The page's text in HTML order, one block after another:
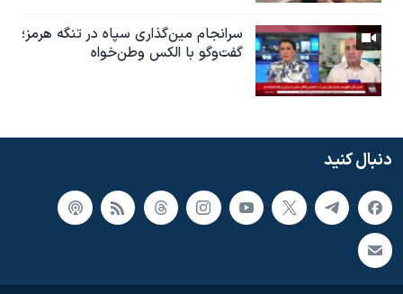
سرانجام مین‌گذاری‌ سپاه در تنگه هرمز؛
گفت‌وگو با الکس وطن‌خواه
دنبال کنید